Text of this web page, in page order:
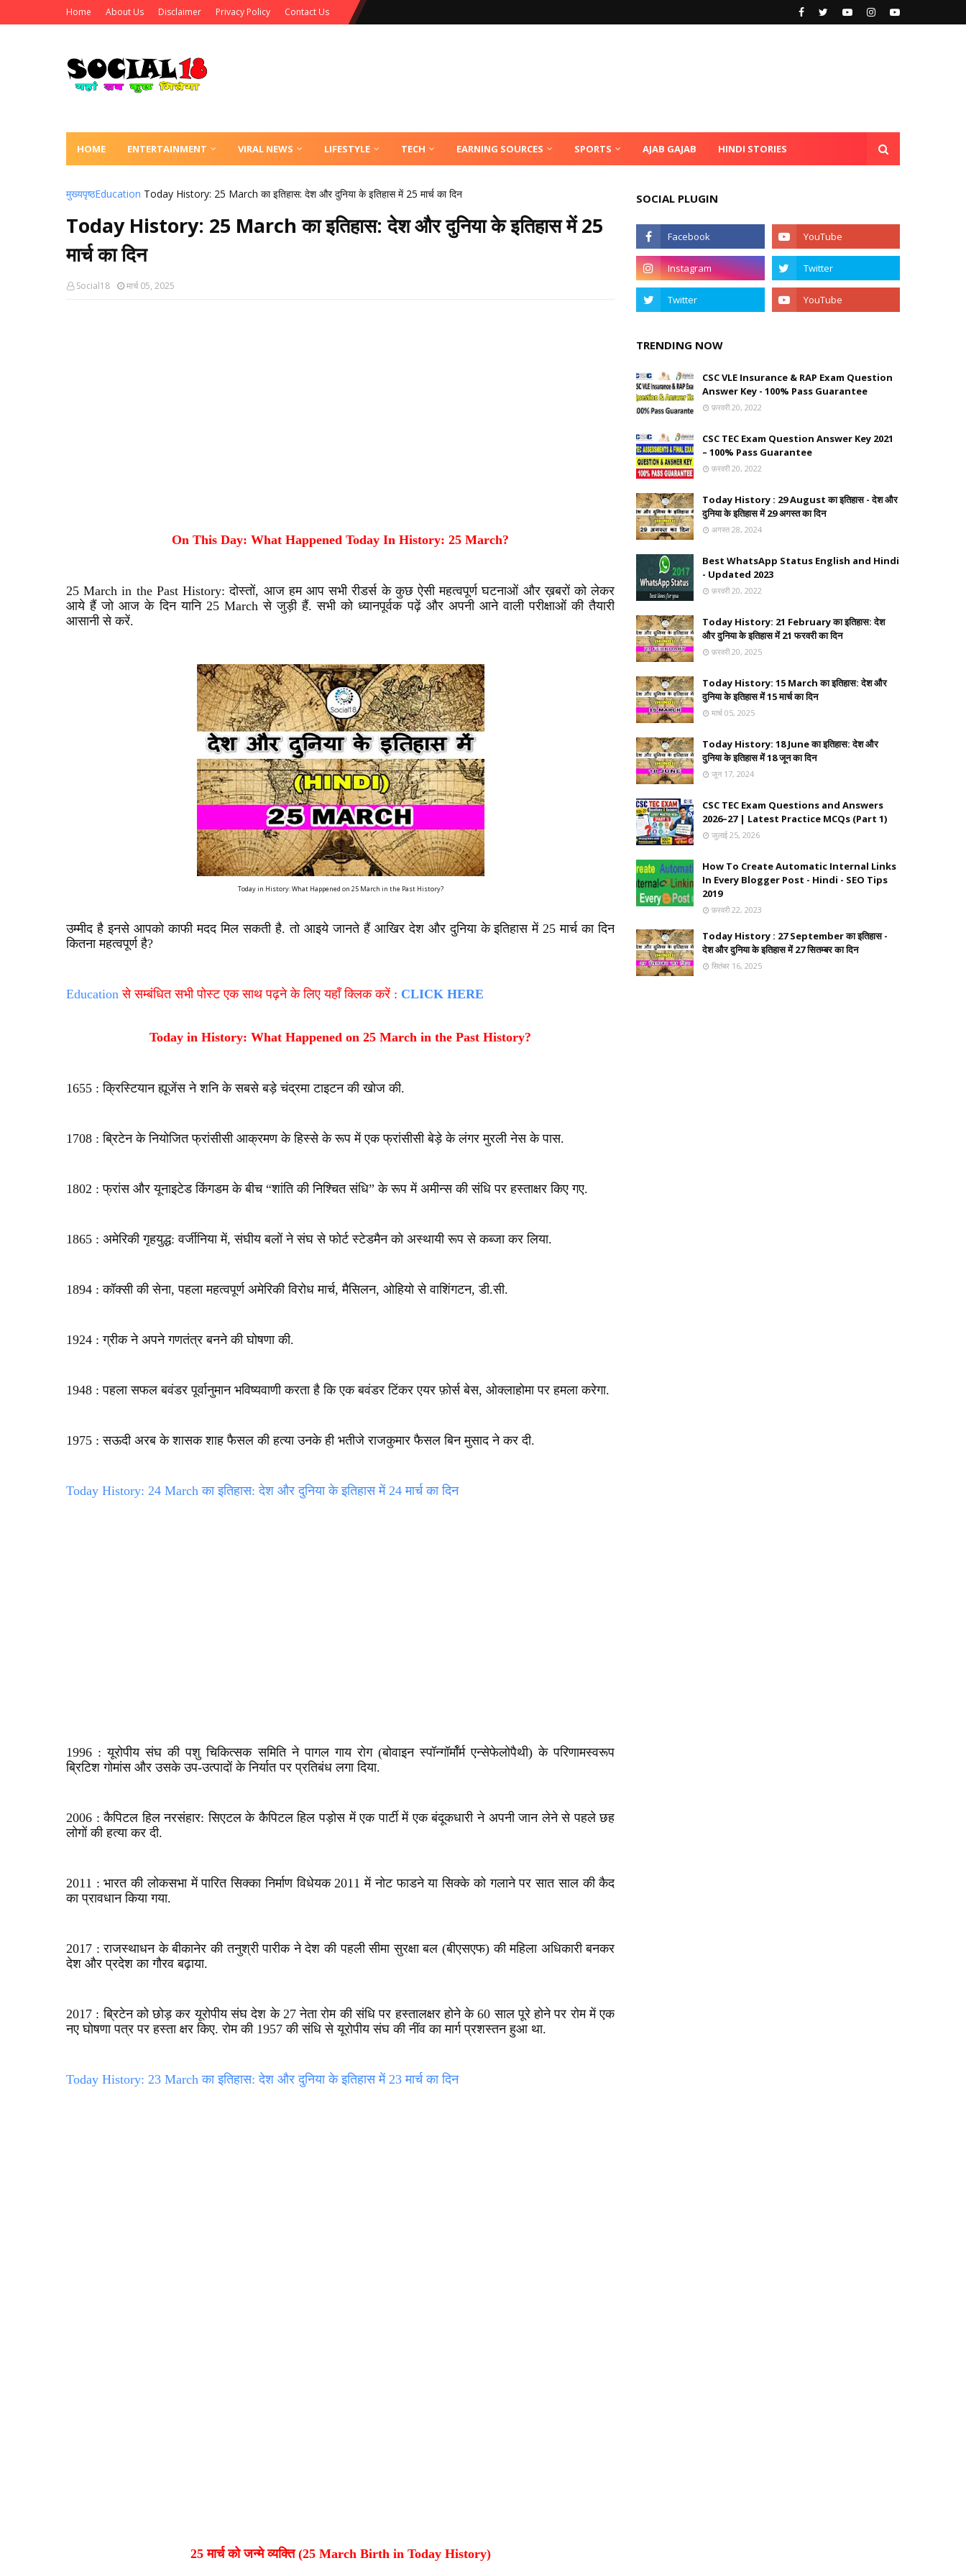
Home About Us Disclaimer Privacy Policy Contact Us
HOME ENTERTAINMENT VIRAL NEWS LIFESTYLE TECH EARNING SOURCES SPORTS AJAB GAJAB HINDI STORIES
मुख्यपृष्ठEducation Today History: 25 March का इतिहास: देश और दुनिया के इतिहास में 25 मार्च का दिन
Today History: 25 March का इतिहास: देश और दुनिया के इतिहास में 25
मार्च का दिन
Social18 मार्च 05, 2025
On This Day: What Happened Today In History: 25 March?
25 March in the Past History: दोस्तों, आज हम आप सभी रीडर्स के कुछ ऐसी महत्वपूर्ण घटनाओं और ख़बरों को लेकर
आये हैं जो आज के दिन यानि 25 March से जुड़ी हैं. सभी को ध्यानपूर्वक पढ़ें और अपनी आने वाली परीक्षाओं की तैयारी
आसानी से करें.
Today in History: What Happened on 25 March in the Past History?
उम्मीद है इनसे आपको काफी मदद मिल सकती है. तो आइये जानते हैं आखिर देश और दुनिया के इतिहास में 25 मार्च का दिन
कितना महत्वपूर्ण है?
Education से सम्बंधित सभी पोस्ट एक साथ पढ़ने के लिए यहाँ क्लिक करें : CLICK HERE
Today in History: What Happened on 25 March in the Past History?
1655 : क्रिस्टियान ह्यूजेंस ने शनि के सबसे बड़े चंद्रमा टाइटन की खोज की.
1708 : ब्रिटेन के नियोजित फ्रांसीसी आक्रमण के हिस्से के रूप में एक फ्रांसीसी बेड़े के लंगर मुरली नेस के पास.
1802 : फ्रांस और यूनाइटेड किंगडम के बीच “शांति की निश्चित संधि” के रूप में अमीन्स की संधि पर हस्ताक्षर किए गए.
1865 : अमेरिकी गृहयुद्ध: वर्जीनिया में, संघीय बलों ने संघ से फोर्ट स्टेडमैन को अस्थायी रूप से कब्जा कर लिया.
1894 : कॉक्सी की सेना, पहला महत्वपूर्ण अमेरिकी विरोध मार्च, मैसिलन, ओहियो से वाशिंगटन, डी.सी.
1924 : ग्रीक ने अपने गणतंत्र बनने की घोषणा की.
1948 : पहला सफल बवंडर पूर्वानुमान भविष्यवाणी करता है कि एक बवंडर टिंकर एयर फ़ोर्स बेस, ओक्लाहोमा पर हमला करेगा.
1975 : सऊदी अरब के शासक शाह फैसल की हत्या उनके ही भतीजे राजकुमार फैसल बिन मुसाद ने कर दी.
Today History: 24 March का इतिहास: देश और दुनिया के इतिहास में 24 मार्च का दिन
1996 : यूरोपीय संघ की पशु चिकित्सक समिति ने पागल गाय रोग (बोवाइन स्पॉन्गॉर्मॉर्म एन्सेफेलोपैथी) के परिणामस्वरूप
ब्रिटिश गोमांस और उसके उप-उत्पादों के निर्यात पर प्रतिबंध लगा दिया.
2006 : कैपिटल हिल नरसंहार: सिएटल के कैपिटल हिल पड़ोस में एक पार्टी में एक बंदूकधारी ने अपनी जान लेने से पहले छह
लोगों की हत्या कर दी.
2011 : भारत की लोकसभा में पारित सिक्का निर्माण विधेयक 2011 में नोट फाडने या सिक्के को गलाने पर सात साल की कैद
का प्रावधान किया गया.
2017 : राजस्थाधन के बीकानेर की तनुश्री पारीक ने देश की पहली सीमा सुरक्षा बल (बीएसएफ) की महिला अधिकारी बनकर
देश और प्रदेश का गौरव बढ़ाया.
2017 : ब्रिटेन को छोड़ कर यूरोपीय संघ देश के 27 नेता रोम की संधि पर हस्तालक्षर होने के 60 साल पूरे होने पर रोम में एक
नए घोषणा पत्र पर हस्ता क्षर किए. रोम की 1957 की संधि से यूरोपीय संघ की नींव का मार्ग प्रशस्तन हुआ था.
Today History: 23 March का इतिहास: देश और दुनिया के इतिहास में 23 मार्च का दिन
25 मार्च को जन्मे व्यक्ति (25 March Birth in Today History)
SOCIAL PLUGIN
TRENDING NOW
CSC VLE Insurance & RAP Exam Question
Answer Key - 100% Pass Guarantee
फ़रवरी 20, 2022
CSC TEC Exam Question Answer Key 2021
– 100% Pass Guarantee
फ़रवरी 20, 2022
Today History : 29 August का इतिहास - देश और
दुनिया के इतिहास में 29 अगस्त का दिन
अगस्त 28, 2024
Best WhatsApp Status English and Hindi
- Updated 2023
फ़रवरी 20, 2022
Today History: 21 February का इतिहास: देश
और दुनिया के इतिहास में 21 फरवरी का दिन
फ़रवरी 20, 2025
Today History: 15 March का इतिहास: देश और
दुनिया के इतिहास में 15 मार्च का दिन
मार्च 05, 2025
Today History: 18 June का इतिहास: देश और
दुनिया के इतिहास में 18 जून का दिन
जून 17, 2024
CSC TEC Exam Questions and Answers
2026–27 | Latest Practice MCQs (Part 1)
जुलाई 25, 2026
How To Create Automatic Internal Links
In Every Blogger Post - Hindi - SEO Tips
2019
फ़रवरी 22, 2023
Today History : 27 September का इतिहास -
देश और दुनिया के इतिहास में 27 सितम्बर का दिन
सितंबर 16, 2025